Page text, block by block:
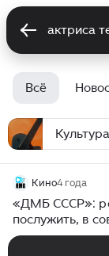
Всё
Кино4 года
«ДМБ СССР»:
послужить, в
войск